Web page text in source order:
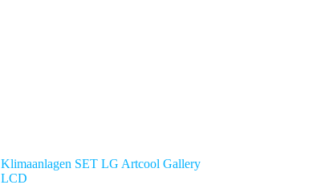
Klimaanlagen SET LG Artcool Gallery
LCD